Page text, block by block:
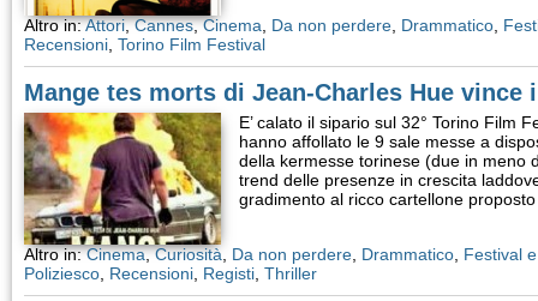
Altro in:Attori,Cannes,Cinema Da non perdere Drammatico
Recensioni Torino Film Festival
Mange tes morts di Jean-Charles Hue vince
E’ calato il sipario sul 32° Torino Film
hanno affollato le 9 sale messe a
della kermesse torinese (due in meno
trend delle presenze in crescita
gradimento al ricco cartellone
Altro in:Cinema,Curiosità Da non perdere Drammatico Festival
Poliziesco Recensioni Registi Thriller